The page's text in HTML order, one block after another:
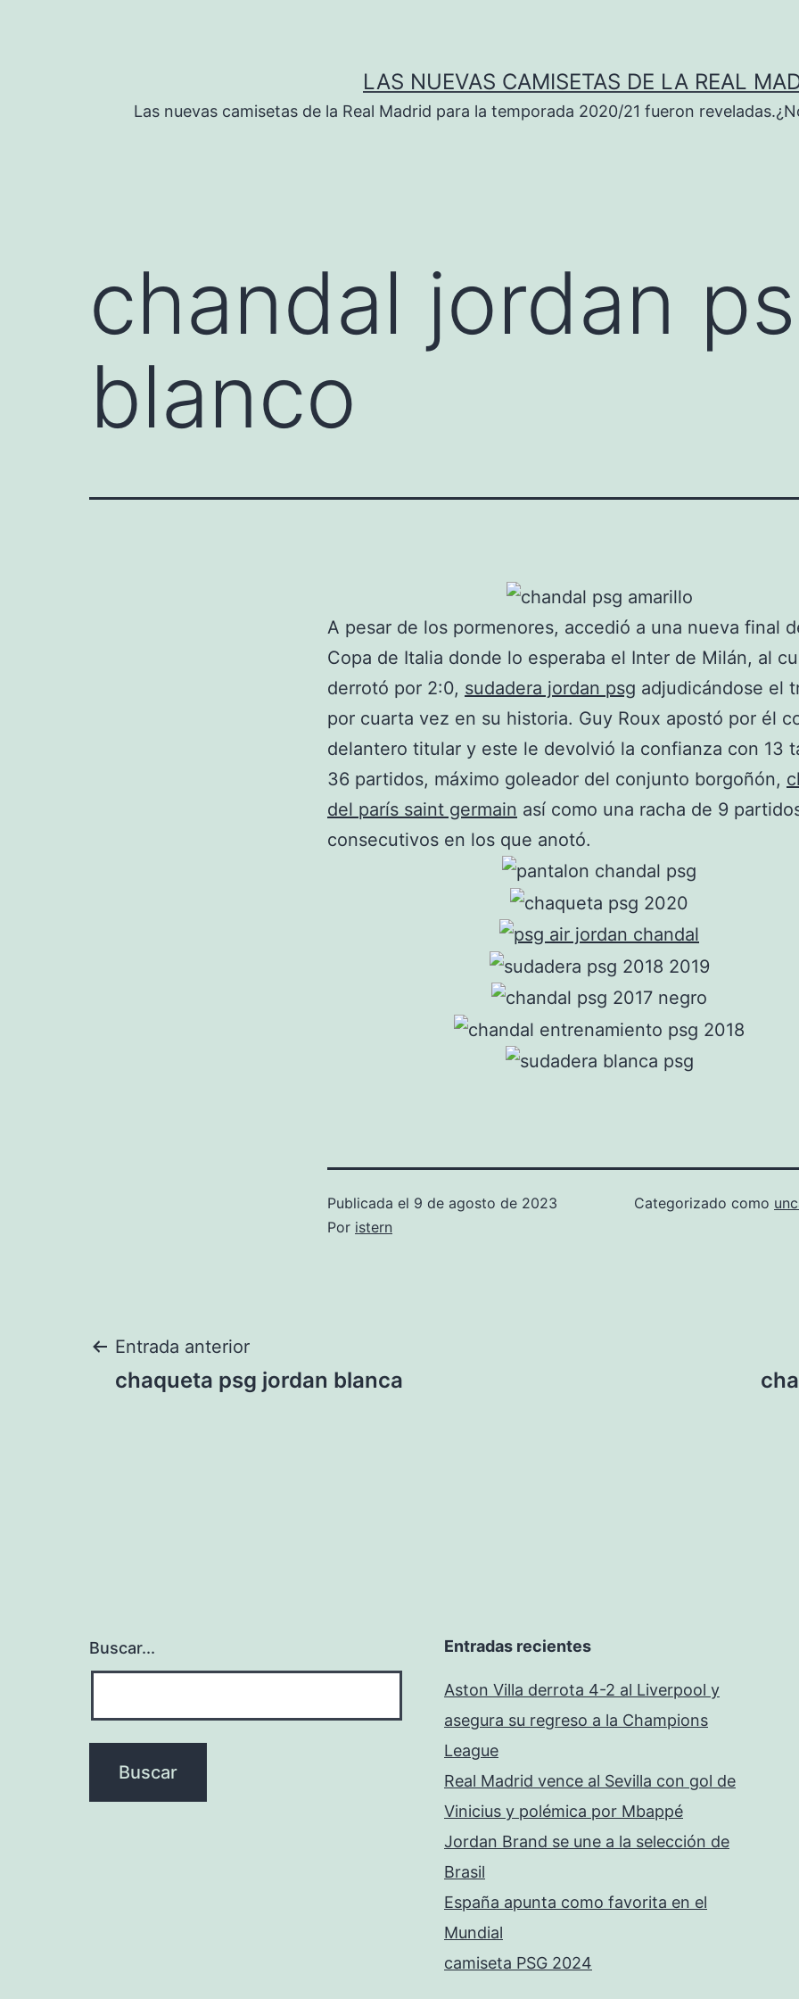
LAS NUEVAS CAMISETAS DE LA REAL
Las nuevas camisetas de la Real Madrid para la temporada 2020/21 fueron
chandal jordan
blanco
A pesar de los pormenores, accedió a una nueva final
Copa de Italia donde lo esperaba el Inter de Milán, al
derrotó por 2:0, sudadera jordan psg adjudicándose el
por cuarta vez en su historia. Guy Roux apostó por él
delantero titular y este le devolvió la confianza con 13
36 partidos, máximo goleador del conjunto borgoñón,
del parís saint germain así como una racha de 9
consecutivos en los que anotó.
Publicada el 9 de agosto de 2023
Por istern
Categorizado como
Navegación
Entrada anterior
chaqueta psg jordan blanca
Buscar... Entradas recientes
Aston Villa derrota 4-2 al Liverpool y
asegura su regreso a la Champions
League
Real Madrid vence al Sevilla con gol de
Vinicius y polémica por Mbappé
Jordan Brand se une a la selección de
Brasil
España apunta como favorita en el
Mundial
camiseta PSG 2024